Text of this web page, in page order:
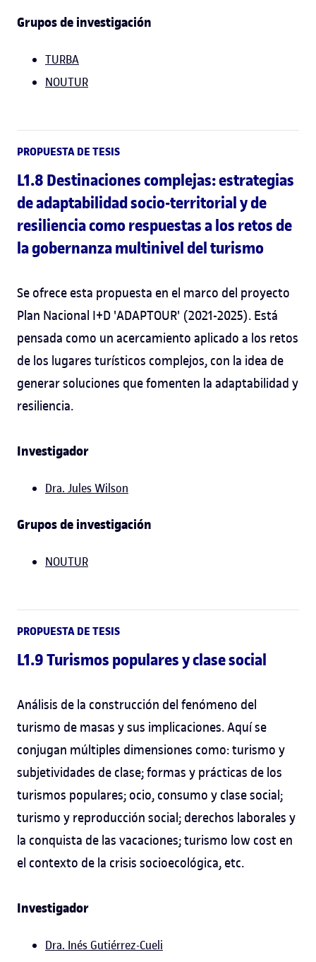
Grupos de investigación
TURBA
NOUTUR
PROPUESTA DE TESIS
L1.8 Destinaciones complejas: estrategias
de adaptabilidad socio-territorial y de
resiliencia como respuestas a los retos de
la gobernanza multinivel del turismo
Se ofrece esta propuesta en el marco del proyecto
Plan Nacional I+D 'ADAPTOUR' (2021-2025). Está
pensada como un acercamiento aplicado a los retos
de los lugares turísticos complejos, con la idea de
generar soluciones que fomenten la adaptabilidad y
resiliencia.
Investigador
Dra. Jules Wilson
Grupos de investigación
NOUTUR
PROPUESTA DE TESIS
L1.9 Turismos populares y clase social
Análisis de la construcción del fenómeno del
turismo de masas y sus implicaciones. Aquí se
conjugan múltiples dimensiones como: turismo y
subjetividades de clase; formas y prácticas de los
turismos populares; ocio, consumo y clase social;
turismo y reproducción social; derechos laborales y
la conquista de las vacaciones; turismo low cost en
el contexto de la crisis socioecológica, etc.
Investigador
Dra. Inés Gutiérrez-Cueli